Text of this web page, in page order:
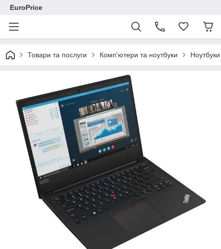
EuroPrice
Товари та послуги Комп'ютери та ноутбуки Ноутбуки